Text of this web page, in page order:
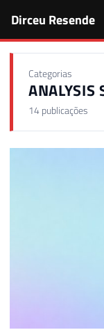
Dirceu Resende
Categorias
ANALYSIS
14 publicações